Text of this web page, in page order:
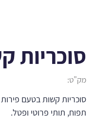
סוכריות
מק"ט:
סוכריות קשות בטעם
תפוח, תותי פרוטי ופטל.